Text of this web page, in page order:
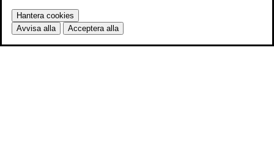
Hantera cookies
Avvisa alla
Acceptera alla